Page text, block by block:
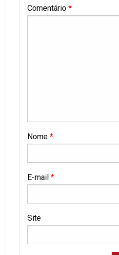
Comentário *
Nome *
E-mail *
Site